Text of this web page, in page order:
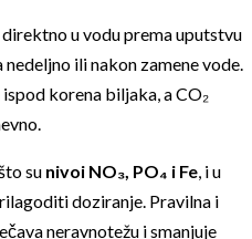
u vodu prema uputstvu
ili nakon zamene vode.
korena biljaka, a CO₂
su nivoi NO₃, PO₄ i Fe, i u
doziranje. Pravilna i
neravnotežu i smanjuje